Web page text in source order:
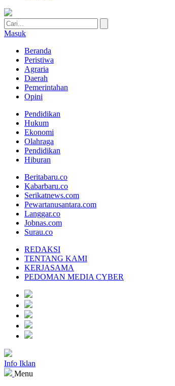
Masuk
Beranda
Peristiwa
Agraria
Daerah
Pemerintahan
Opini
Pendidikan
Hukum
Ekonomi
Olahraga
Pendidikan
Hiburan
Beritabaru.co
Kabarbaru.co
Serikatnews.com
Pewartanusantara.com
Langgar.co
Jobnas.com
Surau.co
REDAKSI
TENTANG KAMI
KERJASAMA
PEDOMAN MEDIA CYBER
Info Iklan
Menu